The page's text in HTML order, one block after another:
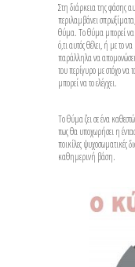
Στη διάρκεια της φάσης
περιλαμβάνει
θύμα. Το θύμα μπορεί να
ό,τι αυτός θέλει, ή με το
παράλληλα να
του περίγυρο με στόχο να
μπορεί να το ελέγχει.
Το θύμα ζει σε ένα
πως θα υποχωρήσει η
ποικίλες ψυχοσωματικές
καθημερινή βάση.